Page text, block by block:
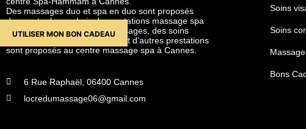
UTILISER MON BON CADEAU
Des massages duo et spa en duo sont proposés
dans notre large choix de prestations massage spa
en duo à Cannes. Des soins visages, des soins
corps, gommages, massages et d’autres prestations
sont proposés au centre massage spa à Cannes.
6 Rue Raphaël, 06400 Cannes
locredumassage06@gmail.com
Soins
Soins
Bons